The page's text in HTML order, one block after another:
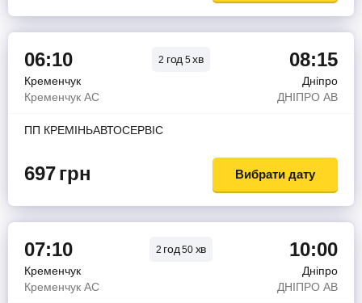
06:10 2 год 5хв 08:15
Кременчук
Дніпро
Кременчук АС
ДНIПРО АВ
ПП КРЕМIНЬАВТОСЕРВIС
697грн Вибрати дату
07:10 2 год50 хв 10:00
Кременчук
Дніпро
Кременчук АС
ДНIПРО АВ